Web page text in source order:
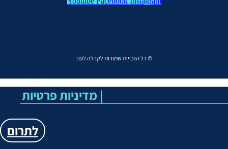
כל הזכויות שמורות לקבלה לעם ©
מדיניות פרטיות |
לתרום